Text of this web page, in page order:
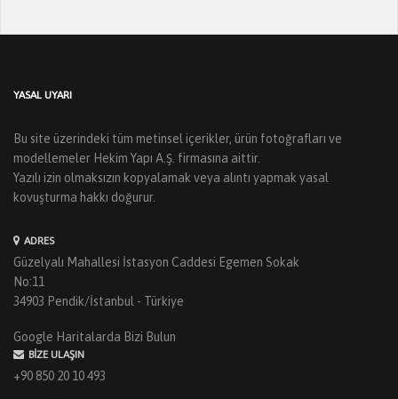
YASAL UYARI
Bu site üzerindeki tüm metinsel içerikler, ürün fotoğrafları ve
modellemeler Hekim Yapı A.Ş. firmasına aittir.
Yazılı izin olmaksızın kopyalamak veya alıntı yapmak yasal
kovuşturma hakkı doğurur.
ADRES
Güzelyalı Mahallesi İstasyon Caddesi Egemen Sokak
No:11
34903 Pendik/İstanbul - Türkiye
Google Haritalarda Bizi Bulun
BIZE ULAŞIN
+90 850 20 10 493